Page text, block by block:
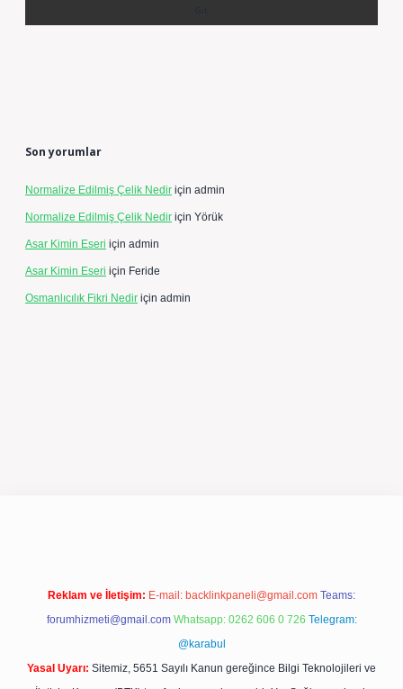
Son yorumlar
Normalize Edilmiş Çelik Nedir için admin
Normalize Edilmiş Çelik Nedir için Yörük
Asar Kimin Eseri için admin
Asar Kimin Eseri için Feride
Osmanlıcılık Fikri Nedir için admin
Reklam ve İletişim: E-mail: backlinkpaneli@gmail.com Teams:
forumhizmeti@gmail.com Whatsapp: 0262 606 0 726 Telegram:
@karabul
Yasal Uyarı: Sitemiz, 5651 Sayılı Kanun gereğince Bilgi Teknolojileri ve